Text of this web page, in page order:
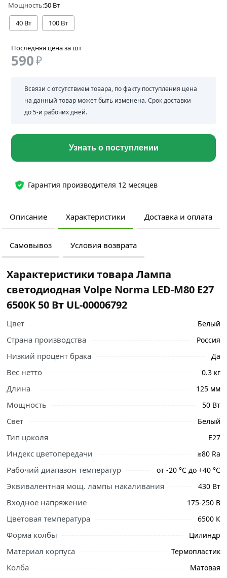
Мощность:50 Вт
40 Вт
100 Вт
Гарантия производителя 12 месяцев
Последняя цена за шт
590₽
Всвязи с отсутствием товара, по факту поступления цена
на данный товар может быть изменена. Срок доставки
до 5-и рабочих дней.
Узнать о поступлении
Описание Характеристики Доставка и оплата
Самовывоз Условия возврата
Ознакомьтесь с подробными характеристиками,
описанием и отзывами о товаре, чтобы сделать
правильный выбор и заказать онлайн. Наши
профессиональные менеджеры обработают заказ и
свяжутся с Вами для согласования условий доставки
Условия доставки и цены на товар Лампа светодиодная
Volpe Norma LED-M80 E27 6500K 50 Вт UL-00006792 из
категорииЛампы действительны в Москве и области.
Характеристики товара Лампа
светодиодная Volpe Norma LED-M80 E27
6500K 50 Вт UL-00006792
Цвет Белый
Страна производства Россия
Низкий процент брака Да
Вес нетто 0.3 кг
Длина 125 мм
Мощность 50 Вт
Свет Белый
Тип цоколя Е27
Индекс цветопередачи ≥80 Ra
Рабочий диапазон температур от -20 °C до +40 °C
Эквивалентная мощ. лампы накаливания 430 Вт
Входное напряжение 175-250 В
Цветовая температура 6500 К
Форма колбы Цилиндр
Материал корпуса Термопластик
Колба Матовая